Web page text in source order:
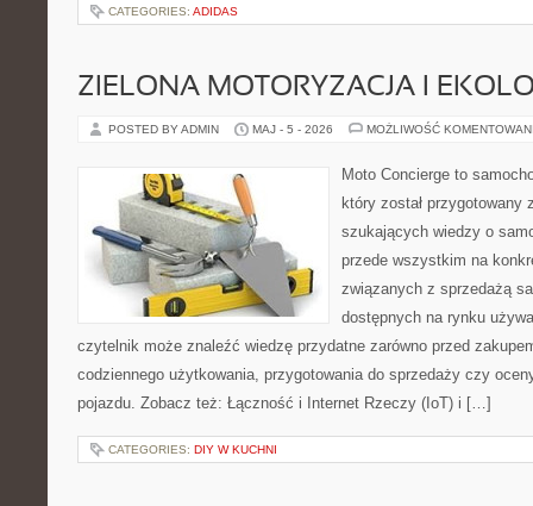
CATEGORIES: ADIDAS
ZIELONA MOTORYZACJA I
POSTED BY ADMIN MAJ - 5 - 2026 MOŻLIWOŚĆ
Moto Concierge to
który został przygotowany
szukających wiedzy o
przede wszystkim na
związanych z sprzedażą
dostępnych na rynku
czytelnik może znaleźć wiedzę przydatne zarówno przed
codziennego użytkowania, przygotowania do sprzedaży czy
pojazdu. Zobacz też: Łączność i Internet Rzeczy (IoT) i […]
CATEGORIES: DIY W KUCHNI